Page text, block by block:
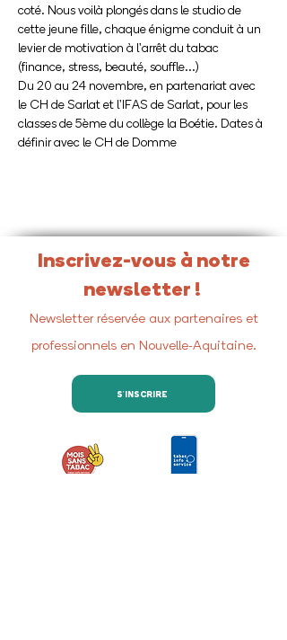
coté. Nous voilà plongés dans le studio de
cette jeune fille, chaque énigme conduit à un
levier de motivation à l'arrêt du tabac
(finance, stress, beauté, souffle...)
Du 20 au 24 novembre, en partenariat avec
le CH de Sarlat et l'IFAS de Sarlat, pour les
classes de 5ème du collège la Boétie. Dates à
définir avec le CH de Domme
Inscrivez-vous à notre
newsletter !
Newsletter réservée aux partenaires et
professionnels en Nouvelle-Aquitaine.
S'INSCRIRE